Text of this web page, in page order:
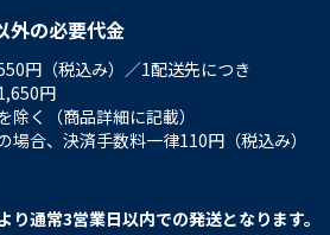
外の必要代金
円（税込み）／1配送先につき
円
く（商品詳細に記載）
場合、決済手数料一律110円（税込み）
り通常3営業日以内での発送となります。